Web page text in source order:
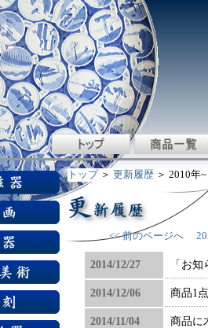
トップ ＞ 更新履歴 ＞ 2010年
<< 前のページへ
2014/12/27 「お
2014/12/06 商品1
2014/11/04 商品に